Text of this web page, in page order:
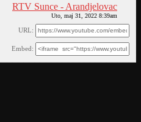
RTV Sunce - Arandjelovac
Uto, maj 31, 2022 8:39am
URL:
Embed: